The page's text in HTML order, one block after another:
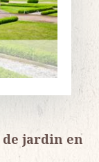
jardin en